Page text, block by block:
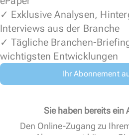
✓ Exklusive Analysen,
Interviews aus der Branche
✓ Tägliche Branchen-
wichtigsten Entwicklungen
Ihr Abonnement
Sie haben bereits ein
Den Online-Zugang zu